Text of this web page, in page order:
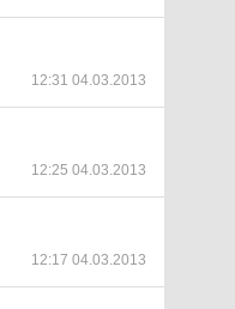
12:31 04.03.2013
12:25 04.03.2013
12:17 04.03.2013